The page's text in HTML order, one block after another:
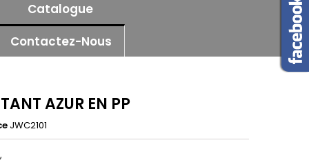
Catalogue
Contactez-Nous
AZUR EN PP
JWC2101